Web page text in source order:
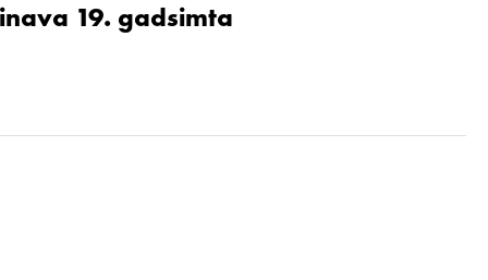
19. gadsimta